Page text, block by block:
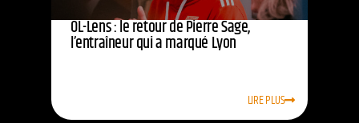
OL-Lens : le retour de Pierre Sage,
l’entraîneur qui a marqué Lyon
LIRE PLUS